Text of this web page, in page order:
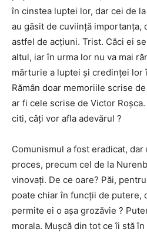
în cinstea luptei lor, dar cei de
au găsit de cuviință importanța,
astfel de acțiuni. Trist. Căci ei
altul, iar în urma lor nu va mai
mărturie a luptei și credinței lor
Rămân doar memoriile scrise
ar fi cele scrise de Victor
citi, câți vor afla adevărul ?
Comunismul a fost eradicat,
proces, precum cel de la
vinovați. De ce oare? Păi,
poate chiar în funcții de putere,
permite ei o așa grozăvie ?
morala. Mușcă din tot ce îi stă